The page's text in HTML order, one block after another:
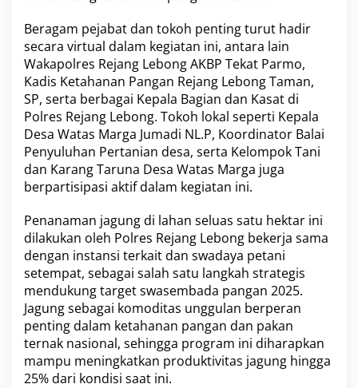
u
k
u
n
g
S
w
a
s
e
m
b
d
a
P
a
n
g
a
n
2
0
2
Beragam pejabat dan tokoh penting turut hadir
secara virtual dalam kegiatan ini, antara lain
Wakapolres Rejang Lebong AKBP Tekat Parmo,
Kadis Ketahanan Pangan Rejang Lebong Taman,
SP, serta berbagai Kepala Bagian dan Kasat di
Polres Rejang Lebong. Tokoh lokal seperti Kepala
Desa Watas Marga Jumadi NL.P, Koordinator Balai
Penyuluhan Pertanian desa, serta Kelompok Tani
dan Karang Taruna Desa Watas Marga juga
berpartisipasi aktif dalam kegiatan ini.
Penanaman jagung di lahan seluas satu hektar ini
dilakukan oleh Polres Rejang Lebong bekerja sama
dengan instansi terkait dan swadaya petani
setempat, sebagai salah satu langkah strategis
mendukung target swasembada pangan 2025.
Jagung sebagai komoditas unggulan berperan
penting dalam ketahanan pangan dan pakan
ternak nasional, sehingga program ini diharapkan
mampu meningkatkan produktivitas jagung hingga
25% dari kondisi saat ini.